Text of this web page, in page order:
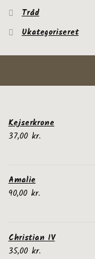
Tråd
Ukategoriseret
Kejserkrone
37,00 kr.
Amalie
90,00 kr.
Christian IV
35,00 kr.